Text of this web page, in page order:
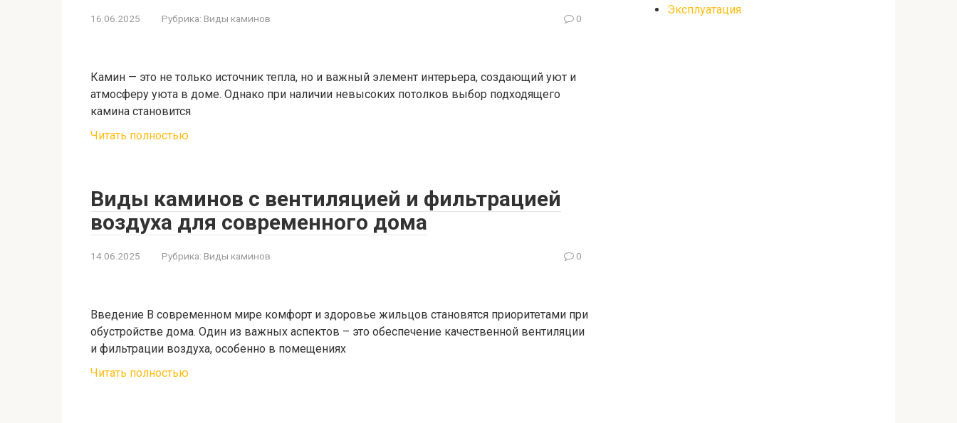
16.06.2025 Рубрика: Виды каминов 0
Камин — это не только источник тепла, но и важный элемент интерьера, создающий уют и
атмосферу уюта в доме. Однако при наличии невысоких потолков выбор подходящего
камина становится
Читать полностью
Виды каминов с вентиляцией и фильтрацией
воздуха для современного дома
14.06.2025 Рубрика: Виды каминов 0
Введение В современном мире комфорт и здоровье жильцов становятся приоритетами при
обустройстве дома. Один из важных аспектов – это обеспечение качественной вентиляции
и фильтрации воздуха, особенно в помещениях
Читать полностью
Эксплуатация